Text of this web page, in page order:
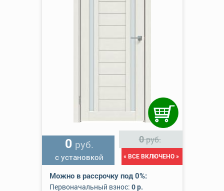
0 руб.
с установкой
0руб.
« ВСЕ ВКЛЮЧЕНО »
Можно в рассрочку под 0%:
Первоначальный взнос: 0 р.